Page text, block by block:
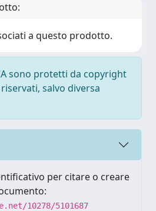
a questo prodotto.
sono protetti da copyright
salvo diversa
per citare o creare
10278/5101687